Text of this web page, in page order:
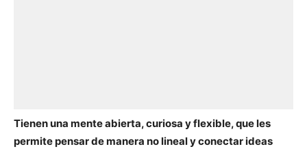
Tienen una mente abierta, curiosa y flexible, que les
permite pensar de manera no lineal y conectar ideas